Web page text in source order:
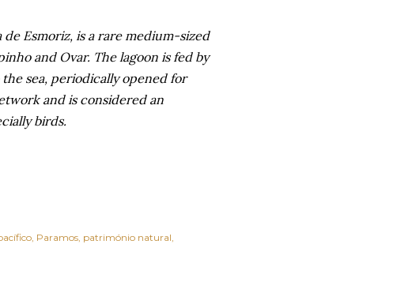
de Esmoriz, is a rare medium-sized
and Ovar. The lagoon is fed by
sea, periodically opened for
and is considered an
birds.
Paramos património natural